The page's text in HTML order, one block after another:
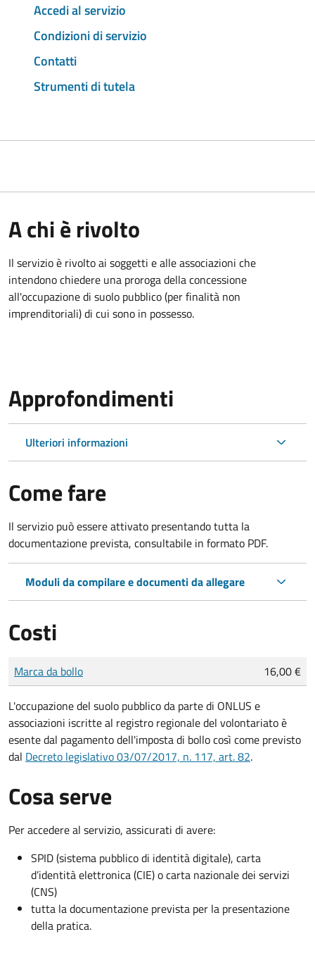
Accedi al servizio
Condizioni di servizio
Contatti
Strumenti di tutela
A chi è rivolto
Il servizio è rivolto ai soggetti e alle associazioni che
intendono chiedere una proroga della concessione
all'occupazione di suolo pubblico (per finalità non
imprenditoriali) di cui sono in possesso.
Approfondimenti
Ulteriori informazioni
Come fare
Il servizio può essere attivato presentando tutta la
documentazione prevista, consultabile in formato PDF.
Moduli da compilare e documenti da allegare
Costi
Tipo di pagamento
Importo
Marca da bollo 16,00 €
L'occupazione del suolo pubblico da parte di ONLUS e
associazioni iscritte al registro regionale del volontariato è
esente dal pagamento dell'imposta di bollo così come previsto
dal Decreto legislativo 03/07/2017, n. 117, art. 82.
Cosa serve
Per accedere al servizio, assicurati di avere:
SPID (sistema pubblico di identità digitale), carta
d’identità elettronica (CIE) o carta nazionale dei servizi
(CNS)
tutta la documentazione prevista per la presentazione
della pratica.